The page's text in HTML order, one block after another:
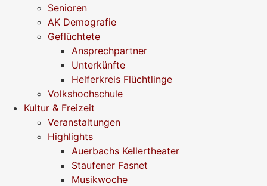
Senioren
AK Demografie
Geflüchtete
Ansprechpartner
Unterkünfte
Helferkreis Flüchtlinge
Volkshochschule
Kultur & Freizeit
Veranstaltungen
Highlights
Auerbachs Kellertheater
Staufener Fasnet
Musikwoche